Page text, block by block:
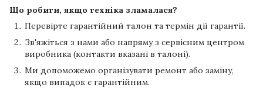
Що робити, якщо техніка зламалася?
Перевірте гарантійний талон та термін дії гарантії.
Зв'яжіться з нами або напряму з сервісним центром
виробника (контакти вказані в талоні).
Ми допоможемо організувати ремонт або заміну,
якщо випадок є гарантійним.